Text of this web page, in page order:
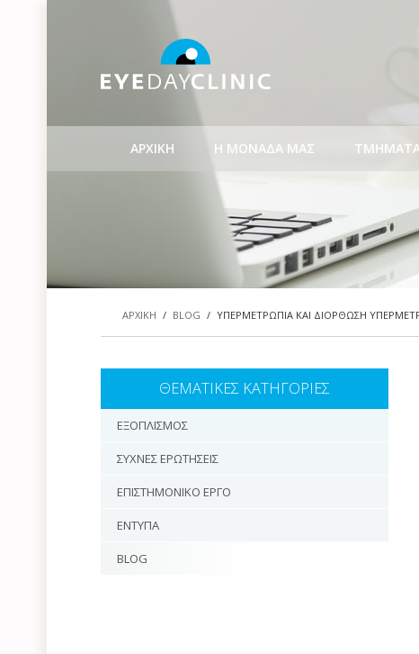
ΑΡΧΙΚΗ Η ΜΟΝΑΔΑ ΜΑΣ
ΑΡΧΙΚΗ / BLOG / ΥΠΕΡΜΕΤΡΩΠΙΑ ΚΑΙ ΔΙΟΡΘΩΣΗ
ΘΕΜΑΤΙΚΕΣ ΚΑΤΗΓΟΡΙΕΣ
ΕΞΟΠΛΙΣΜΟΣ
ΣΥΧΝΕΣ ΕΡΩΤΗΣΕΙΣ
ΕΠΙΣΤΗΜΟΝΙΚΟ ΕΡΓΟ
ΕΝΤΥΠΑ
BLOG